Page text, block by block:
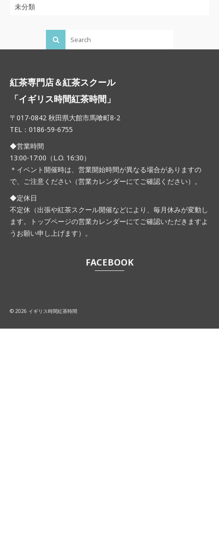
未分類
紅茶専門店＆紅茶スクール
「イギリス時間紅茶時間」
〒017-0842 秋田県大館市馬喰町8-2
TEL：0186-59-6755
◆営業時間
13:00-17:00（L.O. 16:30）
＊イベント開催時は、営業開始時間が異なる場合がありますの
で、ご注意ください（営業カレンダーにてご確認ください）。
◆定休日
不定休（出張や紅茶スクール開催などにより、毎月休みが変動し
ます。トップページの営業カレンダーにてご確認いただきますよ
うお願い申し上げます）。
FACEBOOK
© 2026 イギリス時間紅茶時間